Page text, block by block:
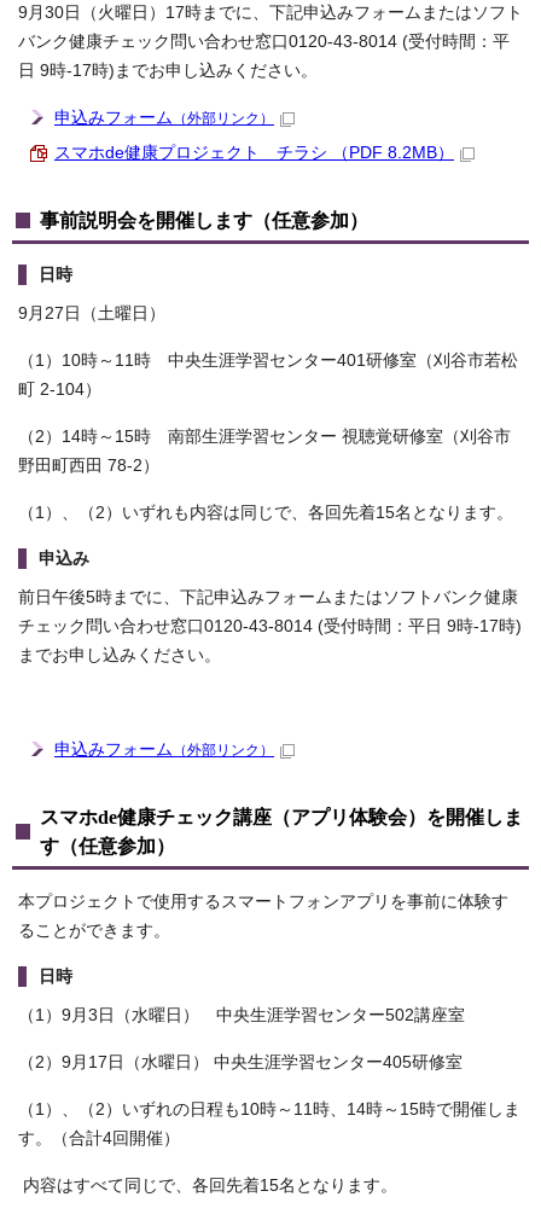
9月30日（火曜日）17時までに、下記申込みフォームまたはソフト
バンク健康チェック問い合わせ窓口0120-43-8014 (受付時間：平
日 9時-17時)までお申し込みください。
申込みフォーム （外部リンク）
スマホde健康プロジェクト チラシ （PDF 8.2MB）
事前説明会を開催します（任意参加）
日時
9月27日（土曜日）
（1）10時～11時 中央生涯学習センター401研修室（刈谷市若松
町 2-104）
（2）14時～15時 南部生涯学習センター 視聴覚研修室（刈谷市
野田町西田 78-2）
（1）、（2）いずれも内容は同じで、各回先着15名となります。
申込み
前日午後5時までに、下記申込みフォームまたはソフトバンク健康
チェック問い合わせ窓口0120-43-8014 (受付時間：平日 9時-17時)
までお申し込みください。
申込みフォーム （外部リンク）
スマホde健康チェック講座（アプリ体験会）を開催しま
す（任意参加）
本プロジェクトで使用するスマートフォンアプリを事前に体験す
ることができます。
日時
（1）9月3日（水曜日） 中央生涯学習センター502講座室
（2）9月17日（水曜日） 中央生涯学習センター405研修室
（1）、（2）いずれの日程も10時～11時、14時～15時で開催しま
す。（合計4回開催）
内容はすべて同じで、各回先着15名となります。